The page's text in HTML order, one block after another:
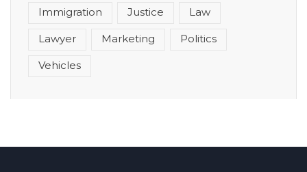
Immigration Justice Law
Lawyer Marketing Politics
Vehicles